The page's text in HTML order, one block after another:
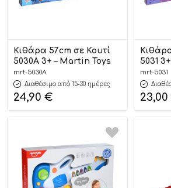
Κιθάρα 57cm σε Κουτί
5030Α 3+ – Martin Toys
mrt-5030Α
Διαθέσιμο από 15-30 ημέρες
24,90 €
5031
mrt-5031
23,00